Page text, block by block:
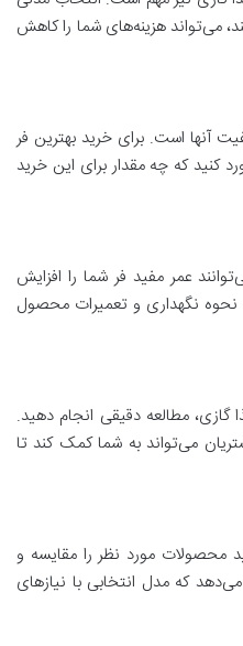
می‌تواند هزینه‌های شما را کاهش
آنها است. برای خرید بهترین فر
کنید که چه مقدار برای این خرید
عمر مفید فر شما را افزایش
نحوه نگهداری و تعمیرات محصول
گازی، مطالعه دقیقی انجام دهید.
می‌تواند به شما کمک کند تا
محصولات مورد نظر را مقایسه و
که مدل انتخابی با نیازهای